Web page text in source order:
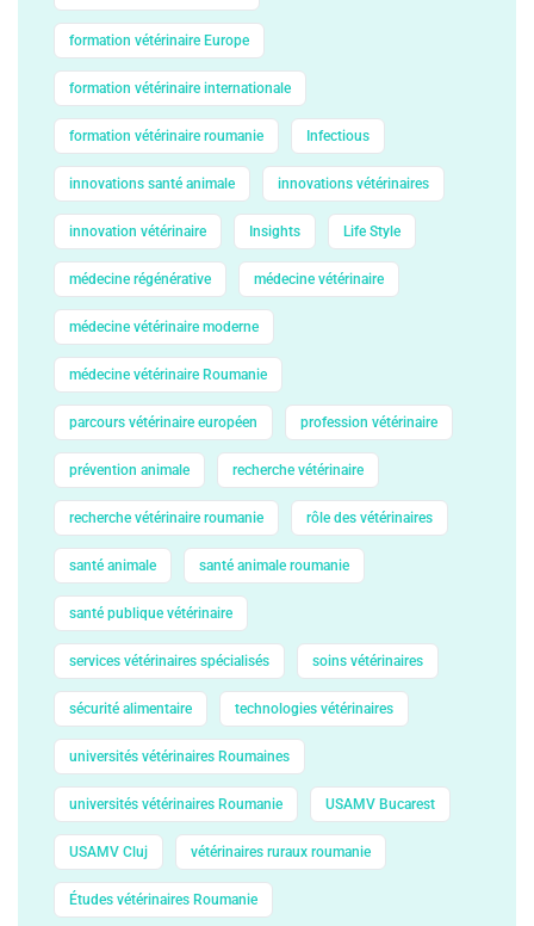
formation vétérinaire Europe
formation vétérinaire internationale
formation vétérinaire roumanie Infectious
innovations santé animale innovations vétérinaires
innovation vétérinaire Insights Life Style
médecine régénérative médecine vétérinaire
médecine vétérinaire moderne
médecine vétérinaire Roumanie
parcours vétérinaire européen profession vétérinaire
prévention animale recherche vétérinaire
recherche vétérinaire roumanie rôle des vétérinaires
santé animale santé animale roumanie
santé publique vétérinaire
services vétérinaires spécialisés soins vétérinaires
sécurité alimentaire technologies vétérinaires
universités vétérinaires Roumaines
universités vétérinaires Roumanie USAMV Bucarest
USAMV Cluj vétérinaires ruraux roumanie
Études vétérinaires Roumanie